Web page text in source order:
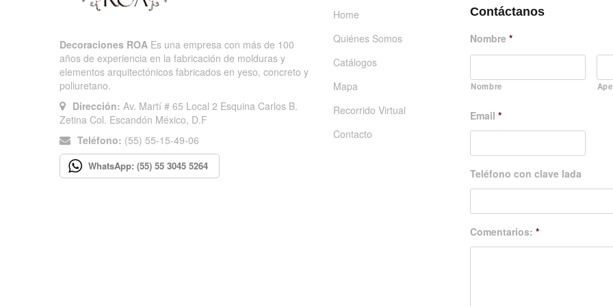
Decoraciones ROA Es una empresa con más de 100
años de experiencia en la fabricación de molduras y
elementos arquitectónicos fabricados en yeso, concreto y
poliuretano.
Dirección: Av. Martí # 65 Local 2 Esquina Carlos B.
Zetina Col. Escandón México, D.F
Teléfono: (55) 55-15-49-06
WhatsApp: (55) 55 3045 5264
Home
Quiénes Somos
Catálogos
Mapa
Recorrido Virtual
Contacto
Contáctanos
Nombre *
Nombre
Email *
Teléfono con clave lada
Comentarios: *